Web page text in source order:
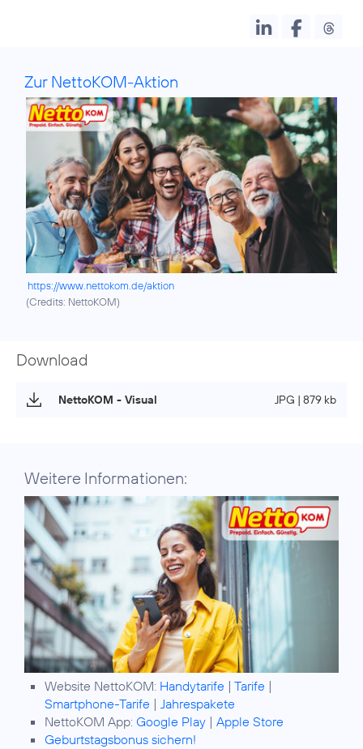
Zur NettoKOM-Aktion
https://www.nettokom.de/aktion
(Credits: NettoKOM)
Download
NettoKOM - Visual JPG | 879 kb
Weitere Informationen:
Website NettoKOM: Handytarife | Tarife |
Smartphone-Tarife | Jahrespakete
NettoKOM App: Google Play | Apple Store
Geburtstagsbonus sichern!